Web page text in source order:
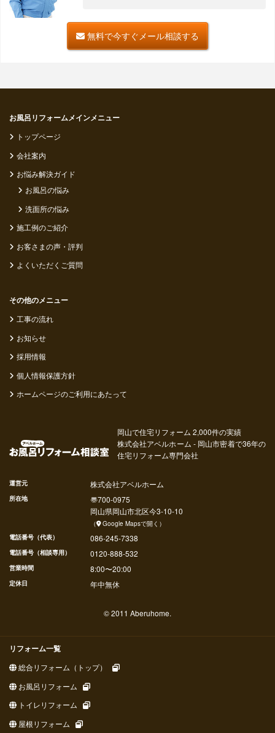
無料で今すぐメール相談する
お風呂リフォームメインメニュー
トップページ
会社案内
お悩み解決ガイド
お風呂の悩み
洗面所の悩み
施工例のご紹介
お客さまの声・評判
よくいただくご質問
その他のメニュー
工事の流れ
お知らせ
採用情報
個人情報保護方針
ホームページのご利用にあたって
岡山で住宅リフォーム 2,000件の実績
株式会社アベルホーム - 岡山市密着で36年の
住宅リフォーム専門会社
運営元 株式会社アベルホーム
所在地 〠700-0975
岡山県岡山市北区今3-10-10
（ Google Mapsで開く ）
電話番号（代表）
086-245-7338
電話番号（相談専用） 0120-888-532
営業時間 8:00〜20:00
定休日 年中無休
© 2011 Aberuhome.
リフォーム一覧
総合リフォーム（トップ）
お風呂リフォーム
トイレリフォーム
屋根リフォーム